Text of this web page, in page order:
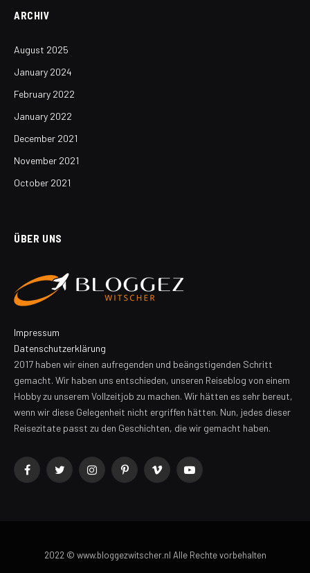
ARCHIV
August 2025
January 2024
February 2022
January 2022
December 2021
November 2021
October 2021
ÜBER UNS
Impressum
Datenschutzerklärung
2017 haben wir einen aufregenden und beängstigenden Schritt
gemacht. Wir haben uns entschieden, unseren Reiseblog von einem
Hobby zu unserem Vollzeitjob zu machen. Wir hätten es sehr bereut,
wenn wir diese Gelegenheit nicht ergriffen hätten. Nun, jedes dieser
Reisezitate passt zu den Geschichten, die wir gemacht haben.
FacebookTwitterInstagramPinterestVimeo YouTube
2022 © www.bloggezwitscher.nl Alle Rechte vorbehalten